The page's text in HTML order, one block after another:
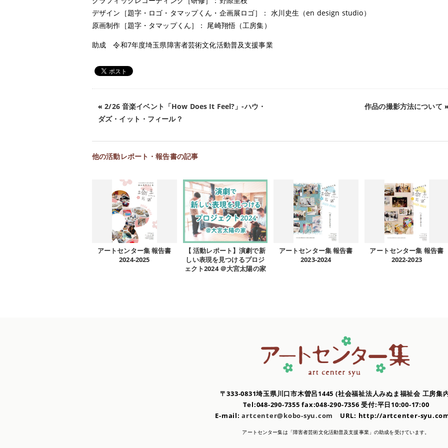
デザイン［題字・ロゴ・タマップくん・企画展ロゴ］： 水川史生（en design studio）
原画制作［題字・タマップくん］： 尾崎翔悟（工房集）
助成 令和7年度埼玉県障害者芸術文化活動普及支援事業
«2/26 音楽イベント「How Does It Feel?」-ハウ・
ダズ・イット・フィール？
作品の撮影方法について
他の活動レポート・報告書の記事
アートセンター集 報告書
2024-2025
【 活動レポート】演劇で新
しい表現を見つけるプロジ
ェクト2024 ＠大宮太陽の家
アートセンター集 報告書
2023-2024
アートセンター集 報告書
2022-2023
〒333-0831埼玉県川口市木曽呂1445 (社会福祉法人みぬま福祉会 工房集
Tel:048-290-7355 fax:048-290-7356受付:平日10:00-17:00
E-mail:artcenter@kobo-syu.com URL: http://artcenter-
アートセンター集は「障害者芸術文化活動普及支援事業」の助成を受けています。